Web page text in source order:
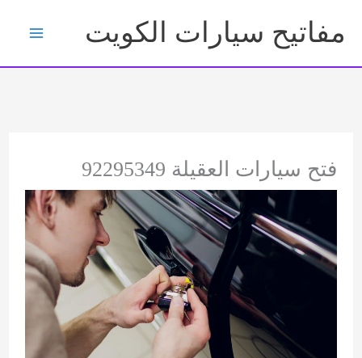
إلى
المحتوى
مفاتيح سيارات الكويت
فتح سيارات العقيلة 92295349